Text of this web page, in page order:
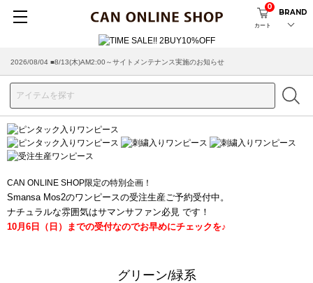
カート
0
BRAND
2026/08/04 ■8/13(木)AM2:00～サイトメンテナンス実施のお知らせ
2026/07/29 ■【お知らせ】ヤマト運輸の配送遅延・停止について
CAN ONLINE SHOP限定の特別企画！
Smansa Mos2のワンピースの受注生産ご予約受付中。
ナチュラルな雰囲気はサマンサファン必見 です！
10月6日（日）までの受付なのでお早めにチェックを♪
グリーン/緑系